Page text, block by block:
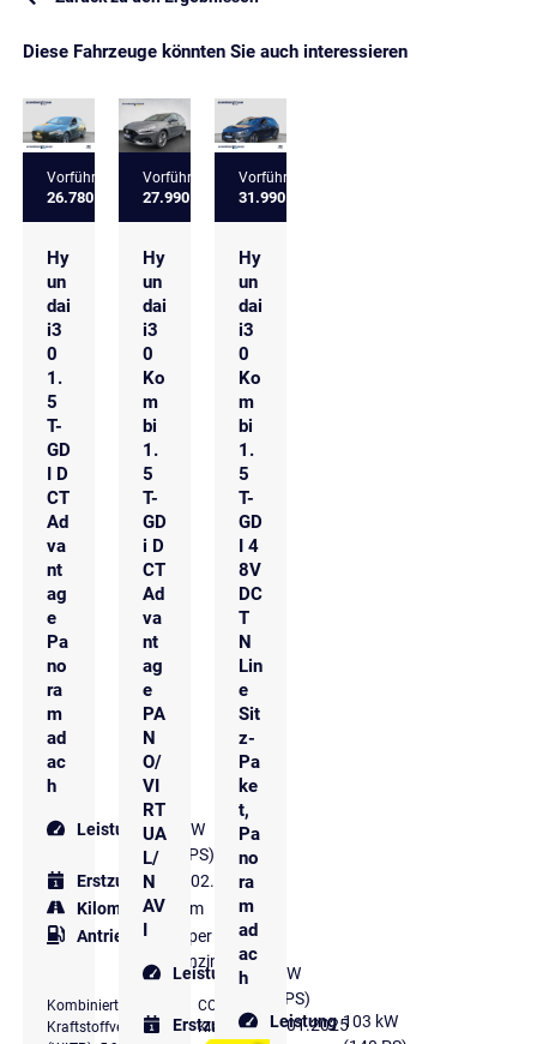
Diese Fahrzeuge könnten Sie auch interessieren
Vorführfahrzeug
26.780 €
Hy
un
dai
i3
0
1.
5
T-
GD
I D
CT
Ad
va
nt
ag
e
Pa
no
ra
m
ad
ac
h
Leistung 103 kW
(140 PS)
Erstzulassung
02.2026
Kilometer 10 km
Antriebsart
Super
Benzin
Kombinierter
Kraftstoffverbrauch
CO₂-
Klasse
Vorführfahrzeug
27.990 €
Hy
un
dai
i3
0
Ko
m
bi
1.
5
T-
GD
i D
CT
Ad
va
nt
ag
e
PA
N
O/
VI
RT
UA
L/
N
AV
I
Leistung 103 kW
(140 PS)
Erstzulassung 01.2025
Vorführfahrzeug
31.990 €
Hy
un
dai
i3
0
Ko
m
bi
1.
5
T-
GD
I 4
8V
DC
T
N
Lin
e
Sit
z-
Pa
ke
t,
Pa
no
ra
m
ad
ac
h
Leistung 103 kW